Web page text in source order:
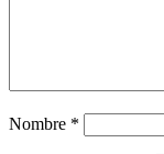
Nombre *